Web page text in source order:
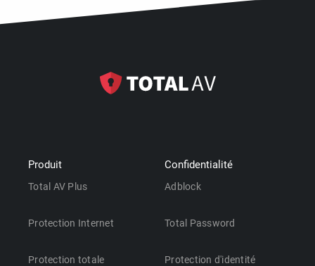
Produit
Total AV Plus
Protection Internet
Protection totale
Confidentialité
Adblock
Total Password
Protection d'identité